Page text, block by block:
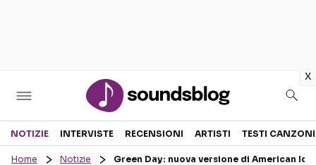
x
Sezioni
NOTIZIE INTERVISTE RECENSIONI ARTISTI TESTI CANZONI
Home Notizie Green Day: nuova versione di American